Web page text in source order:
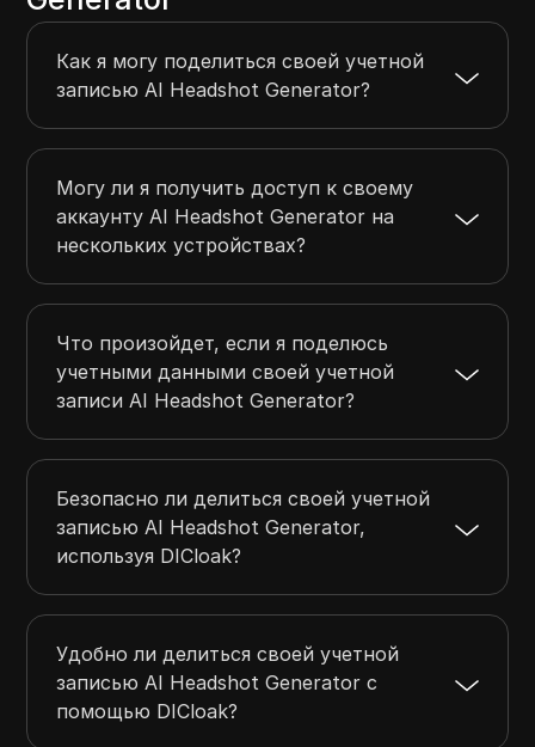
Как я могу поделиться своей учетной
записью AI Headshot Generator?
Могу ли я получить доступ к своему
аккаунту AI Headshot Generator на
нескольких устройствах?
Что произойдет, если я поделюсь
учетными данными своей учетной
записи AI Headshot Generator?
Безопасно ли делиться своей учетной
записью AI Headshot Generator,
используя DICloak?
Удобно ли делиться своей учетной
записью AI Headshot Generator с
помощью DICloak?